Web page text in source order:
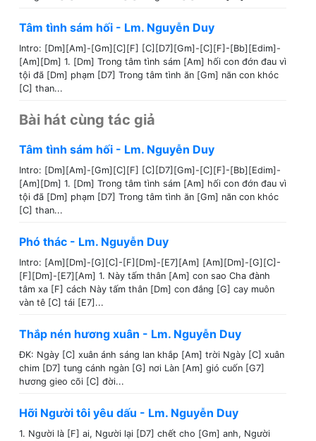
Tâm tình sám hối - Lm. Nguyễn Duy
Intro: [Dm][Am]-[Gm][C][F] [C][D7][Gm]-[C][F]-[Bb][Edim]-
[Am][Dm] 1. [Dm] Trong tâm tình sám [Am] hối con đớn đau vì
tội đã [Dm] phạm [D7] Trong tâm tình ăn [Gm] năn con khóc
[C] than...
Bài hát cùng tác giả
Tâm tình sám hối - Lm. Nguyễn Duy
Intro: [Dm][Am]-[Gm][C][F] [C][D7][Gm]-[C][F]-[Bb][Edim]-
[Am][Dm] 1. [Dm] Trong tâm tình sám [Am] hối con đớn đau vì
tội đã [Dm] phạm [D7] Trong tâm tình ăn [Gm] năn con khóc
[C] than...
Phó thác - Lm. Nguyễn Duy
Intro: [Am][Dm]-[G][C]-[F][Dm]-[E7][Am] [Am][Dm]-[G][C]-
[F][Dm]-[E7][Am] 1. Này tấm thân [Am] con sao Cha đành
tâm xa [F] cách Này tấm thân [Dm] con đắng [G] cay muôn
vàn tê [C] tái [E7]...
Thắp nén hương xuân - Lm. Nguyễn Duy
ĐK: Ngày [C] xuân ánh sáng lan khắp [Am] trời Ngày [C] xuân
chim [D7] tung cánh ngàn [G] nơi Làn [Am] gió cuốn [G7]
hương gieo cõi [C] đời...
Hỡi Người tôi yêu dấu - Lm. Nguyễn Duy
1. Người là [F] ai, Người lại [D7] chết cho [Gm] anh, Người